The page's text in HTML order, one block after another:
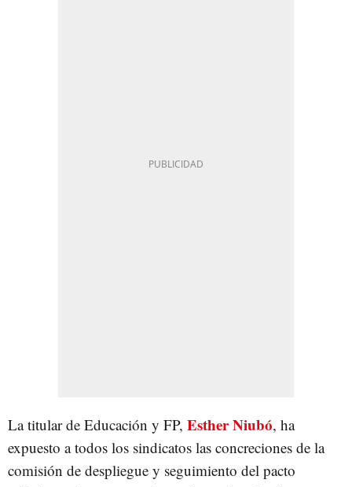
La titular de Educación y FP, Esther Niubó, ha
expuesto a todos los sindicatos las concreciones de la
comisión de despliegue y seguimiento del pacto